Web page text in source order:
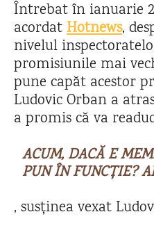
Întrebat în ianuarie
acordatHotnews,
nivelul
promisiunile mai
pune capăt acestor
Ludovic Orban a
a promis că va
ACUM, DACĂ E
PUN ÎN FUNCȚIE?
, susținea vexat